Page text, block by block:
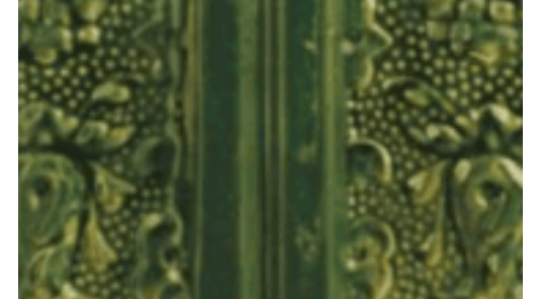
CAHLE DE TERACOTĂ MACON
Placă Corvin Verde